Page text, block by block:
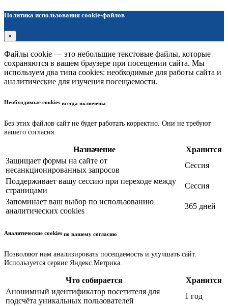
Политика использования cookie-файлов
×
Файлы cookie — это небольшие текстовые файлы, которые
сохраняются в вашем браузере при посещении сайта. Мы
используем два типа cookies: необходимые для работы сайта и
аналитические для изучения посещаемости.
Необходимые cookies всегда включены
Без этих файлов сайт не будет работать корректно. Они не требуют
вашего согласия.
Назначение
Хранится
Защищает формы на сайте от
несанкционированных запросов
Сессия
Поддерживает вашу сессию при переходе между
страницами
Сессия
Запоминает ваш выбор по использованию
аналитических cookies
365 дней
Аналитические cookies по вашему согласию
Позволяют нам анализировать посещаемость и улучшать сайт.
Используется сервис Яндекс.Метрика.
Что собирается
Хранится
Анонимный идентификатор посетителя для
подсчёта уникальных пользователей
1 год